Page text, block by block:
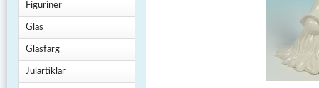
Figuriner
Glas
Glasfärg
Julartiklar